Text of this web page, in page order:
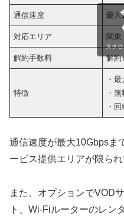
通信速度 最大
対応エリア 関東
解約手数料 解約
特徴
・
・
・
スク
通信速度が最大10Gbpsま
ービス提供エリアが限られ
また、オプションでVOD
ト、Wi-Fiルーターのレン